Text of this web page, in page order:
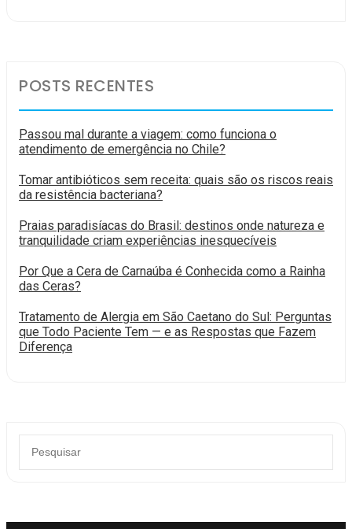
POSTS RECENTES
Passou mal durante a viagem: como funciona o
atendimento de emergência no Chile?
Tomar antibióticos sem receita: quais são os riscos reais
da resistência bacteriana?
Praias paradisíacas do Brasil: destinos onde natureza e
tranquilidade criam experiências inesquecíveis
Por Que a Cera de Carnaúba é Conhecida como a Rainha
das Ceras?
Tratamento de Alergia em São Caetano do Sul: Perguntas
que Todo Paciente Tem — e as Respostas que Fazem
Diferença